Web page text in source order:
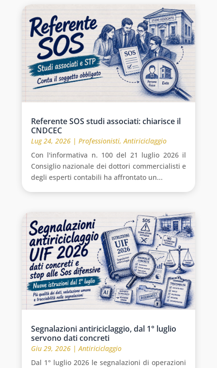
Referente SOS studi associati: chiarisce il
CNDCEC
Lug 24, 2026| Professionisti, Antiriciclaggio
Con l'informativa n. 100 del 21 luglio 2026 il
Consiglio nazionale dei dottori commercialisti e
degli esperti contabili ha affrontato un...
Segnalazioni antiriciclaggio, dal 1° luglio
servono dati concreti
Giu 29, 2026| Antiriciclaggio
Dal 1° luglio 2026 le segnalazioni di operazioni